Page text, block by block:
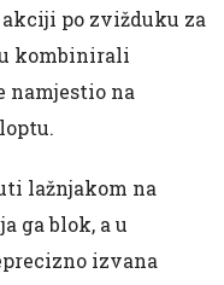
po zvižduku za
kombinirali
namjestio na
lažnjakom na
ga blok, a u
izvana